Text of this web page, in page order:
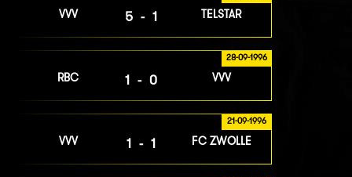
VVV 5-1 TELSTAR
28-09-1996
RBC 1-0 VVV
21-09-1996
VVV 1-1 FC ZWOLLE